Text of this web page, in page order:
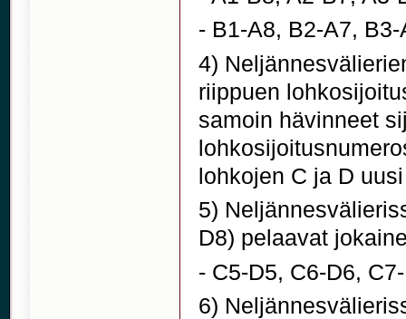
- B1-A8, B2-A7,
4)
riippuen
samoin hävinneet
lohkojen C ja D
5)
D8) pelaavat
- C5-D5, C6-D6,
6)